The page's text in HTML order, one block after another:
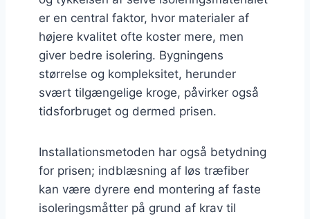
er en central faktor, hvor materialer af
højere kvalitet ofte koster mere, men
giver bedre isolering. Bygningens
størrelse og kompleksitet, herunder
svært tilgængelige kroge, påvirker også
tidsforbruget og dermed prisen.
Installationsmetoden har også betydning
for prisen; indblæsning af løs træfiber
kan være dyrere end montering af faste
isoleringsmåtter på grund af krav til